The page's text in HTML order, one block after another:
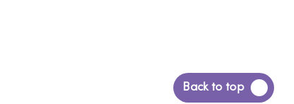
Back to top
Siirry